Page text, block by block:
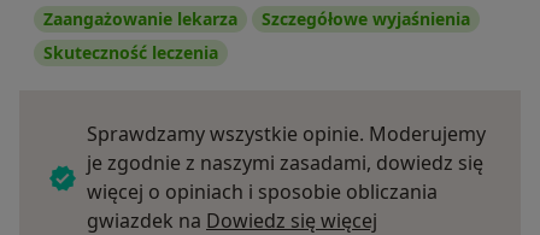
Zaangażowanie lekarza
Szczegółowe wyjaśnienia
Skuteczność leczenia
Sprawdzamy wszystkie opinie. Moderujemy
je zgodnie z naszymi zasadami, dowiedz się
więcej o opiniach i sposobie obliczania
gwiazdek na Dowiedz się więcej